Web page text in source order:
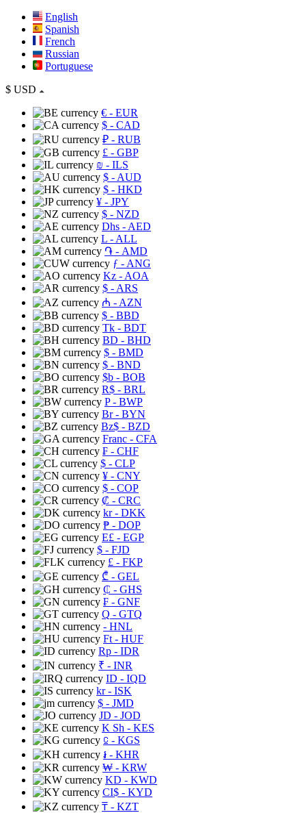
English
Spanish
French
Russian
Portuguese
$ USD
€ - EUR
$ - CAD
₽ - RUB
£ - GBP
₪ - ILS
$ - AUD
$ - HKD
¥ - JPY
$ - NZD
Dhs - AED
L - ALL
֏ - AMD
ƒ - ANG
Kz - AOA
$ - ARS
₼ - AZN
$ - BBD
Tk - BDT
BD - BHD
$ - BMD
$ - BND
$b - BOB
R$ - BRL
P- BWP
Br- BYN
Bz$ - BZD
Franc - CFA
₣ - CHF
$ - CLP
¥ - CNY
$ - COP
₡ - CRC
kr- DKK
₱ - DOP
E£ - EGP
$ - FJD
£ - FKP
₾ - GEL
₵ - GHS
₣ - GNF
Q - GTQ
- HNL
Ft - HUF
Rp - IDR
₹ - INR
ID - IQD
kr- ISK
$ - JMD
JD - JOD
K Sh - KES
⃀ - KGS
៛ - KHR
₩ - KRW
KD - KWD
CI$ - KYD
₸ - KZT